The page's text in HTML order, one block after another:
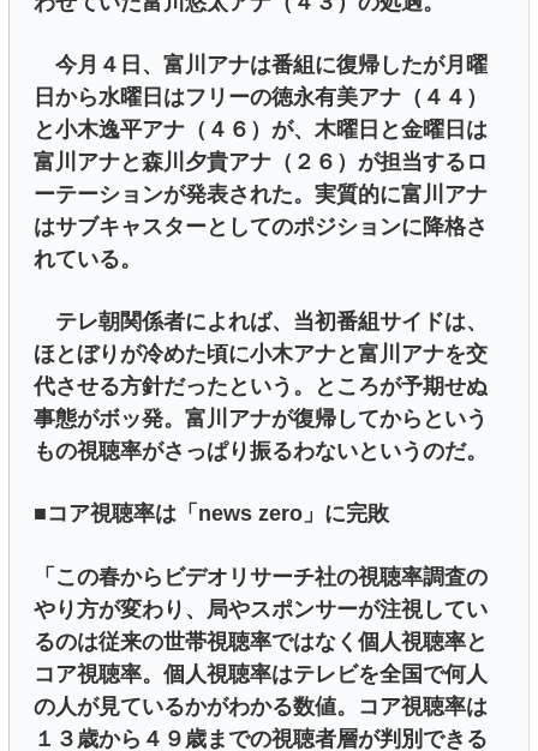
今月４日、富川アナは番組に復帰したが月曜
日から水曜日はフリーの徳永有美アナ（４４）
と小木逸平アナ（４６）が、木曜日と金曜日は
富川アナと森川夕貴アナ（２６）が担当するロ
ーテーションが発表された。実質的に富川アナ
はサブキャスターとしてのポジションに降格さ
れている。
テレ朝関係者によれば、当初番組サイドは、
ほとぼりが冷めた頃に小木アナと富川アナを交
代させる方針だったという。ところが予期せぬ
事態がボッ発。富川アナが復帰してからという
もの視聴率がさっぱり振るわないというのだ。
■コア視聴率は「news zero」に完敗
「この春からビデオリサーチ社の視聴率調査の
やり方が変わり、局やスポンサーが注視してい
るのは従来の世帯視聴率ではなく個人視聴率と
コア視聴率。個人視聴率はテレビを全国で何人
の人が見ているかがわかる数値。コア視聴率は
１３歳から４９歳までの視聴者層が判別できる